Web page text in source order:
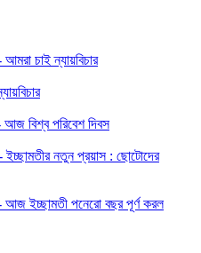
চাই ন্যায়বিচার
আজ বিশ্ব পরিবেশ দিবস
ইচ্ছামতীর নতুন প্রয়াস : ছোটোদের
আজ ইচ্ছামতী পনেরো বছর পূর্ণ করল